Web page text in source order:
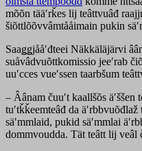
mõõn tääʹrǩes lij teâttvuâđ
šiõttlõõvvâmtååimain pukin
Saaǥǥjååʹđteei Näkkäläjärvi
suåvâdvuõttkomissio jeeʹrab
uuʹcces vueʹssen taarbšum
– Âânam čuuʹt kaallšõs äʹššen
tuʹtǩǩeemteâđ da
säʹmmlaid, pukid säʹmmlai
dommvoudda. Tät teâtt lij veâl